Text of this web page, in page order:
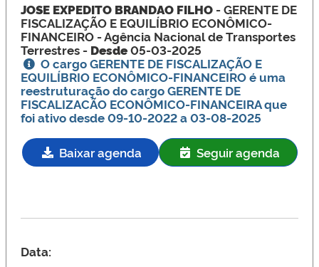
JOSE EXPEDITO BRANDAO FILHO - GERENTE DE
FISCALIZAÇÃO E EQUILÍBRIO ECONÔMICO-
FINANCEIRO - Agência Nacional de Transportes
Terrestres - Desde05-03-2025
O cargo GERENTE DE FISCALIZAÇÃO E
EQUILÍBRIO ECONÔMICO-FINANCEIRO é uma
reestruturação do cargo GERENTE DE
FISCALIZACÃO ECONÔMICO-FINANCEIRA que
foi ativo desde09-10-2022a03-08-2025
Baixar agenda Seguir agenda
Data: